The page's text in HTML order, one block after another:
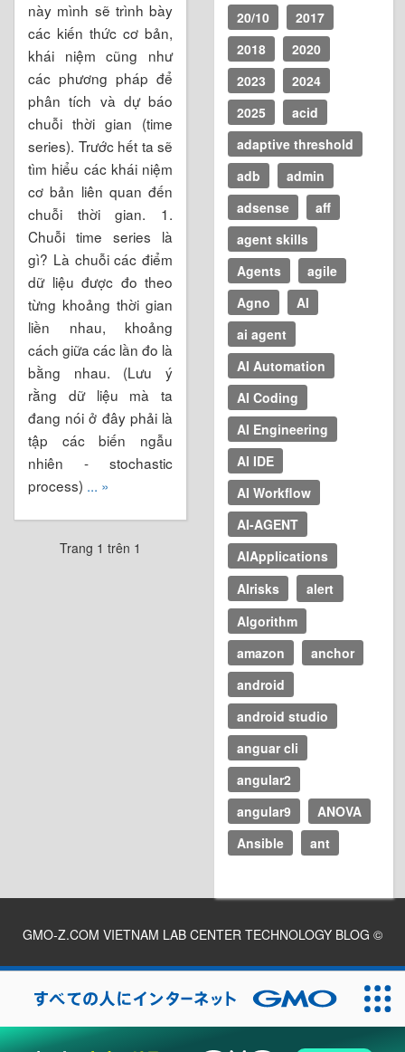
này mình sẽ trình bày
các kiến thức cơ bản,
khái niệm cũng như
các phương pháp để
phân tích và dự báo
chuỗi thời gian (time
series). Trước hết ta sẽ
tìm hiểu các khái niệm
cơ bản liên quan đến
chuỗi thời gian. 1.
Chuỗi time series là
gì? Là chuỗi các điểm
dữ liệu được đo theo
từng khoảng thời gian
liền nhau, khoảng
cách giữa các lần đo là
bằng nhau. (Lưu ý
rằng dữ liệu mà ta
đang nói ở đây phải là
tập các biến ngẫu
nhiên - stochastic
process) ... »
Trang 1 trên 1
20/10
2017
2018
2020
2023
2024
2025
acid
adaptive threshold
adb
admin
adsense
aff
agent skills
Agents
agile
Agno
AI
ai agent
AI Automation
AI Coding
AI Engineering
AI IDE
AI Workflow
AI-AGENT
AIApplications
AIrisks
alert
Algorithm
amazon
anchor
android
android studio
anguar cli
angular2
angular9
ANOVA
Ansible
ant
GMO-Z.COM VIETNAM LAB CENTER TECHNOLOGY BLOG ©
2026